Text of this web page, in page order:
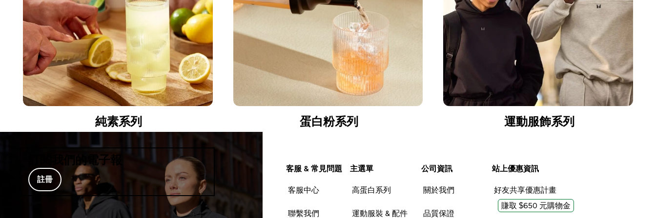
純素系列 蛋白粉系列 運動服飾系列
訂閱我們的電子報
註冊
客服 & 常見問題
客服中心
聯繫我們
主選單
高蛋白系列
運動服裝 & 配件
公司資訊
關於我們
品質保證
站上優惠資訊
好友共享優惠計畫
賺取 $650 元購物金